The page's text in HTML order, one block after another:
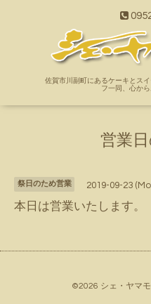
佐賀市川副町にあるケーキとス
フ一同、心か
営業
祭日のため営業 2019-09-23
本日は営業いたします。
©2026 シェ・ヤマモ